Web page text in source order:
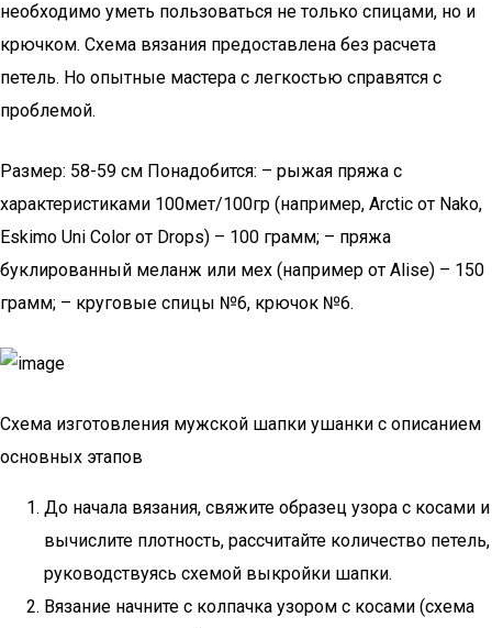
необходимо уметь пользоваться не только спицами, но и
крючком. Схема вязания предоставлена без расчета
петель. Но опытные мастера с легкостью справятся с
проблемой.
Размер: 58-59 см Понадобится: – рыжая пряжа с
характеристиками 100мет/100гр (например, Arctic от Nako,
Eskimo Uni Color от Drops) – 100 грамм; – пряжа
буклированный меланж или мех (например от Alise) – 150
грамм; – круговые спицы №6, крючок №6.
Схема изготовления мужской шапки ушанки с описанием
основных этапов
До начала вязания, свяжите образец узора с косами и
вычислите плотность, рассчитайте количество петель,
руководствуясь схемой выкройки шапки.
Вязание начните с колпачка узором с косами (схема